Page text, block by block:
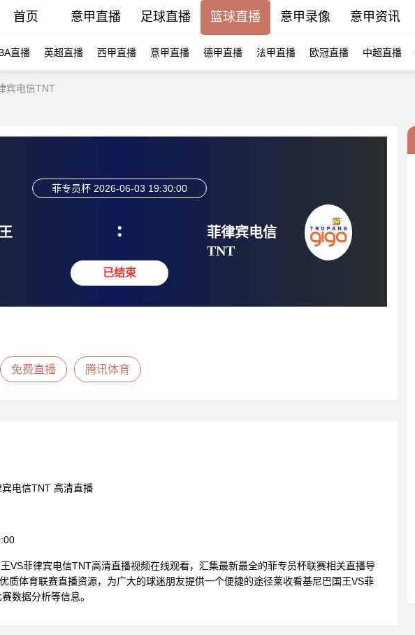
首页 意甲直播 足球直播 篮球直播 意甲录像 意甲资讯
直播 英超直播 西甲直播 意甲直播 德甲直播 法甲直播 欧冠直播 中超直播
宾电信TNT
菲专员杯 2026-06-03 19:30:00
:
已结束
菲律宾电信
TNT
免费直播 腾讯体育
电信TNT 高清直播
VS菲律宾电信TNT高清直播视频在线观看，汇集最新最全的菲专员杯联赛相关直播导
质体育联赛直播资源，为广大的球迷朋友提供一个便捷的途径莱收看基尼巴国王VS菲
数据分析等信息。